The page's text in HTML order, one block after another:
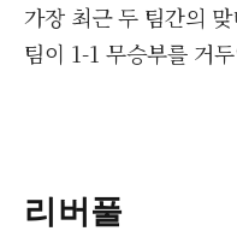
가장 최근 두 팀간의
팀이 1-1 무승부를 거
리버풀